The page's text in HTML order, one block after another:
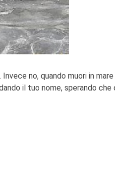
Invece no, quando muori in
il tuo nome, sperando